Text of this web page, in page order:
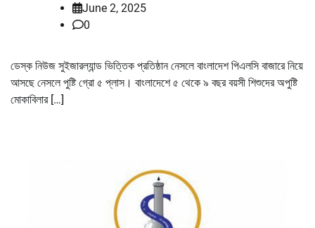
June 2, 2025
0
ডেস্ক নিউজ সুইজারল্যান্ড ভিত্তিক প্রতিষ্ঠান নেসলে বাংলাদেশ পিএলসি বাজারে নিয়ে
আসছে নেসলে পুষ্টি গ্রো ৫ প্লাস। বাংলাদেশে ৫ থেকে ৯ বছর বয়সী শিশুদের অপুষ্টি
মোকাবিলার […]